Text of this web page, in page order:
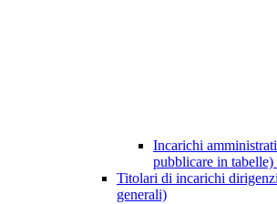
Incarichi
pubblicare in tabelle)
Titolari di incarichi
generali)